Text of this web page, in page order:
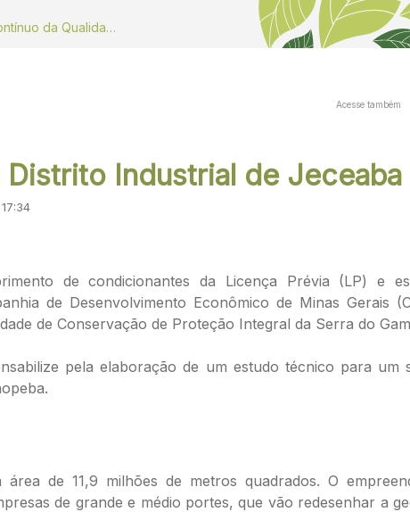
Dados do Monitoramento Contínuo da Qualidade do ar
Acesse também
Industrial de Jeceaba
de condicionantes da Licença Prévia (LP) e
de Desenvolvimento Econômico de Minas Gerais
de Conservação de Proteção Integral da Serra do
pela elaboração de um estudo técnico para um
de 11,9 milhões de metros quadrados. O
de grande e médio portes, que vão redesenhar a